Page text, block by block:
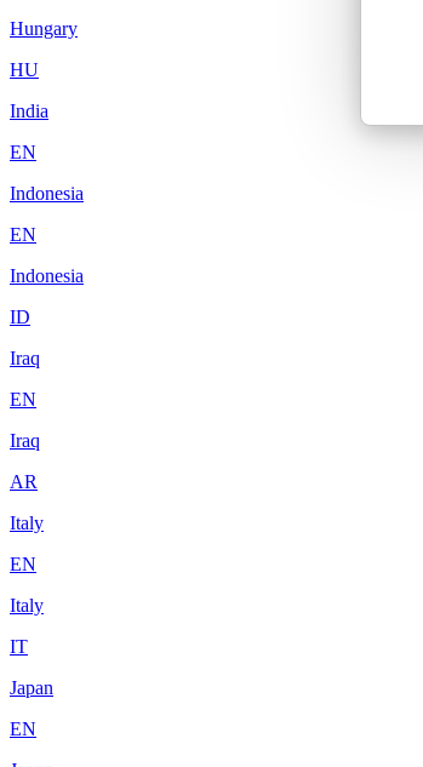
Hungary
HU
India
EN
Indonesia
EN
Indonesia
ID
Iraq
EN
Iraq
AR
Italy
EN
Italy
IT
Japan
EN